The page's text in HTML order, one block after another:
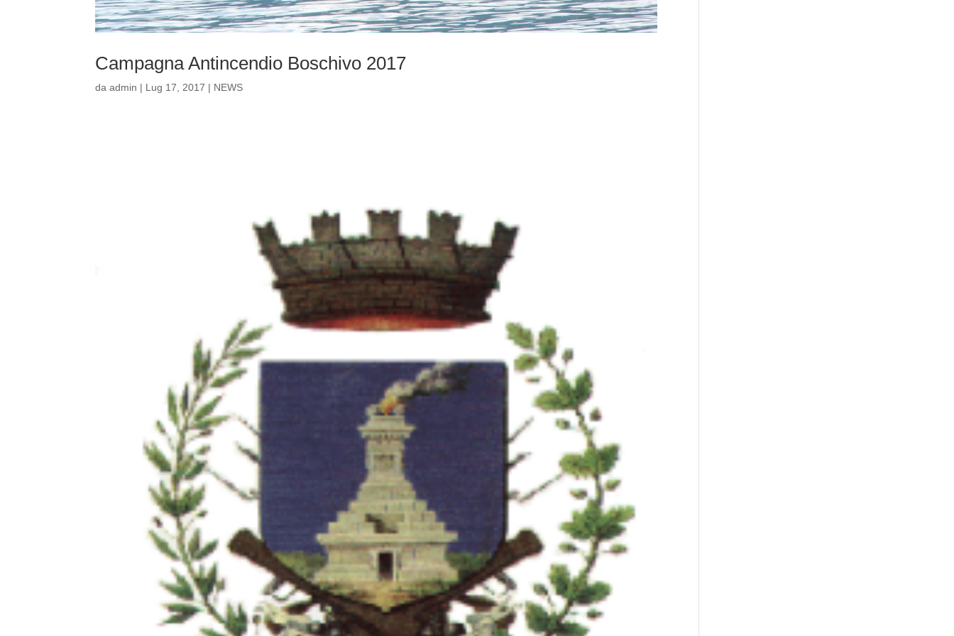
Campagna Antincendio Boschivo 2017
daadmin | Lug 17, 2017 | NEWS